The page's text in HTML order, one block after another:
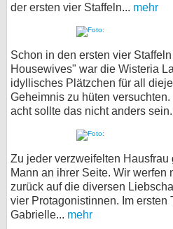
der ersten vier Staffeln... mehr
Schon in den ersten vier
Housewives" war die Wisteria
idyllisches Plätzchen für all
Geheimnis zu hüten
acht sollte das nicht anders
Zu jeder verzweifelten Hausfrau
Mann an ihrer Seite. Wir
zurück auf die diversen
vier Protagonistinnen. Im ersten
Gabrielle... mehr